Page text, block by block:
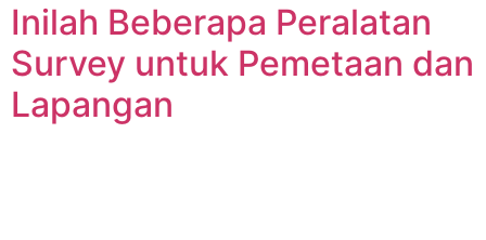
Inilah Beberapa Peralatan
Survey untuk Pemetaan dan
Lapangan